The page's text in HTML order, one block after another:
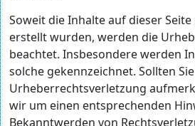
Soweit die Inhalte auf dieser
erstellt wurden, werden die
beachtet. Insbesondere werden
solche gekennzeichnet. Sollten
Urheberrechtsverletzung
wir um einen entsprechenden
Bekanntwerden von